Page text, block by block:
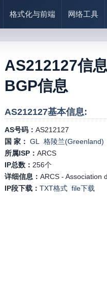
格式化与前端 网络工具
AS212127信
BGP信息
AS212127基本信息:
AS号码： AS212127
国 家： GL 格陵兰(Greenland)
所属ISP： ARCS
IP总数： 256个
详细信息： ARCS - Association
IP段下载： TXT格式 file下载